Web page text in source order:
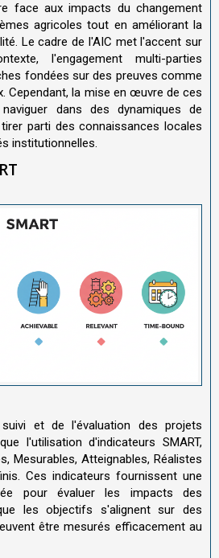
face aux impacts du changement
agricoles tout en améliorant la
Le cadre de l'AIC met l'accent sur
l'engagement multi-parties
fondées sur des preuves comme
Cependant, la mise en œuvre de ces
dans des dynamiques de
parti des connaissances locales
institutionnelles.
et de l'évaluation des projets
l'utilisation d'indicateurs SMART,
Mesurables, Atteignables, Réalistes
Ces indicateurs fournissent une
pour évaluer les impacts des
les objectifs s'alignent sur des
être mesurés efficacement au